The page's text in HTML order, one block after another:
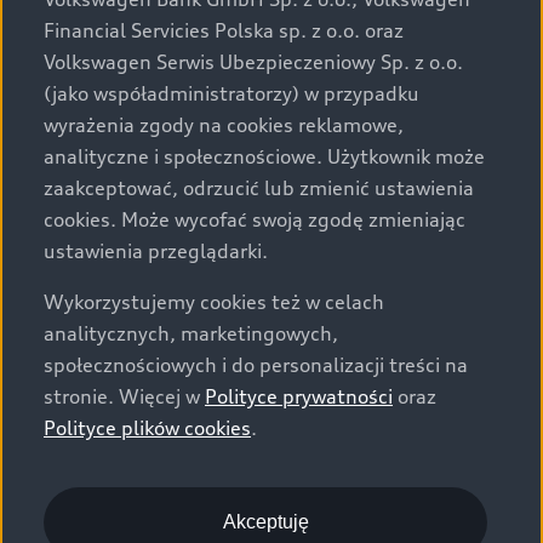
za dopłatą. Wiążące ustalenie ceny, wyposażenia i
specyfikacji pojazdu następują w umowie sprzedaży, a
określenie parametrów technicznych zawiera
świadectwo homologacji typu pojazdu. Zastrzegamy
sobie prawo do zmian i pomyłek. Wszelkie informacje
prezentowane na stronie są aktualne na dzień ich
zamieszczania. W celu uzyskania najnowszych
informacji prosimy kontaktować się z Partnerem Marki
Audi.
Wszystkie produkowane obecnie samochody marki Audi
są wykonywane z materiałów spełniających pod
względem możliwości odzysku i recyklingu wymagania
określone w normie ISO 22628 i są zgodne z
europejskimi świadectwami homologacji wydanymi wg
o.o. podlega obowiązkowi zapewnienia wszystkim
użytkownikom samochodów marki Volkswagen sieci
Financial Servicies Polska sp. z o.o. oraz
Volkswagen Serwis Ubezpieczeniowy Sp. z o.o.
(jako współadministratorzy) w przypadku
wyrażenia zgody na cookies reklamowe,
analityczne i społecznościowe. Użytkownik może
zaakceptować, odrzucić lub zmienić ustawienia
cookies. Może wycofać swoją zgodę zmieniając
ustawienia przeglądarki.
Wykorzystujemy cookies też w celach
analitycznych, marketingowych,
społecznościowych i do personalizacji treści na
stronie. Więcej w Polityce prywatności oraz
Polityce plików cookies.
Akceptuję